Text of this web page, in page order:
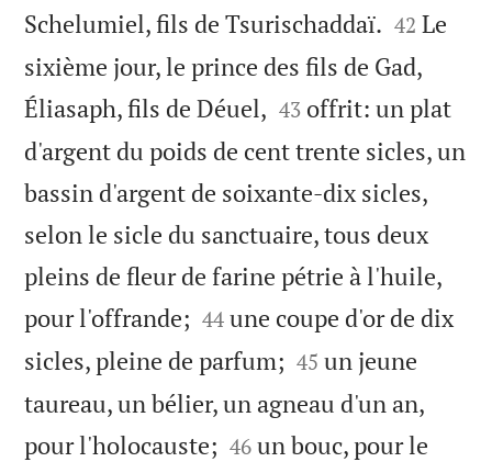
Schelumiel, fils de Tsurischaddaï. 

42 Le
sixième jour, le prince des fils de Gad,
Éliasaph, fils de Déuel, 

43 offrit: un plat
d'argent du poids de cent trente sicles, un
bassin d'argent de soixante-dix sicles,
selon le sicle du sanctuaire, tous deux
pleins de fleur de farine pétrie à l'huile,
pour l'offrande; 

44 une coupe d'or de dix
sicles, pleine de parfum; 

45 un jeune
taureau, un bélier, un agneau d'un an,
pour l'holocauste; 

46 un bouc, pour le